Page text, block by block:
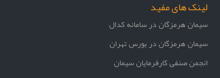
لینک های مفید
سیمان هرمزگان در سامانه کدال
سیمان هرمزگان در بورس تهران
انجمن صنفی کارفرمایان سیمان